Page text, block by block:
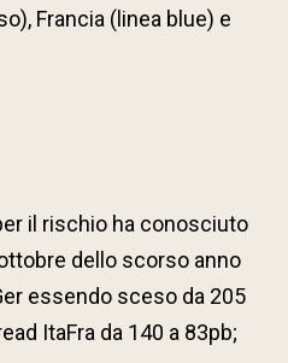
Francia (linea blue) e
il rischio ha conosciuto
dello scorso anno
essendo sceso da 205
ItaFra da 140 a 83pb;